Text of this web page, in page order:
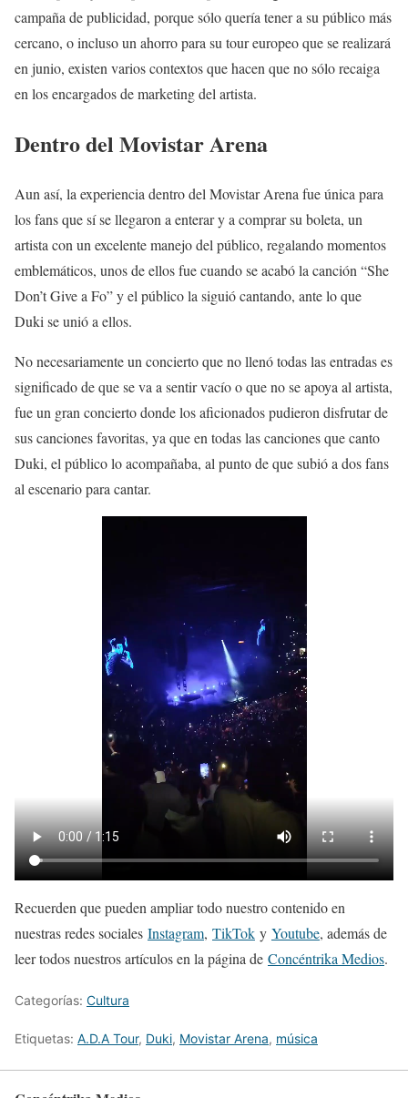
campaña de publicidad, porque sólo quería tener a su público más
cercano, o incluso un ahorro para su tour europeo que se realizará
en junio, existen varios contextos que hacen que no sólo recaiga
en los encargados de marketing del artista.
Dentro del Movistar Arena
Aun así, la experiencia dentro del Movistar Arena fue única para
los fans que sí se llegaron a enterar y a comprar su boleta, un
artista con un excelente manejo del público, regalando momentos
emblemáticos, unos de ellos fue cuando se acabó la canción “She
Don’t Give a Fo” y el público la siguió cantando, ante lo que
Duki se unió a ellos.
No necesariamente un concierto que no llenó todas las entradas es
significado de que se va a sentir vacío o que no se apoya al artista,
fue un gran concierto donde los aficionados pudieron disfrutar de
sus canciones favoritas, ya que en todas las canciones que canto
Duki, el público lo acompañaba, al punto de que subió a dos fans
al escenario para cantar.
Recuerden que pueden ampliar todo nuestro contenido en
nuestras redes sociales Instagram, TikTok y Youtube, además de
leer todos nuestros artículos en la página de Concéntrika Medios.
Categorías: Cultura
Etiquetas: A.D.A Tour, Duki, Movistar Arena, música